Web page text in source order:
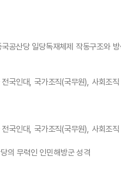
공산당 일당독재체제 작동구조와
국인대, 국가조직(국무원), 사회조직
국인대, 국가조직(국무원), 사회조직
의 무력인 인민해방군 성격